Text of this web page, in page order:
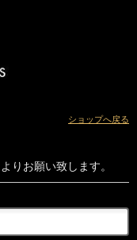
ショップへ戻る
りお願い致します。